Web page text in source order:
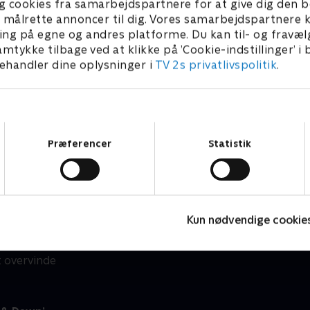
cookies fra samarbejdspartnere for at give dig den
annoncer til dig. Vores samarbejdspartnere
på egne og andres platforme. Du kan til- og
tilbage ved at klikke på ’Cookie-indstillinger’ i
dine oplysninger i TV 2s privatlivspolitik.
Præferencer Statistik
Kun nødvendige
forskellige firlinger
som på trods af at
forskellige. Hver af de
og konflikter, men når
en måde at
på nye udfordringer
hverdagslivets typiske
lærer de gennem
Og det gælder, uanset
eller større
overvinde
Stream ‘Nicky, Ricky,
Drømmer du om at finde
i 'Nicky, Ricky, Dicky &
serien skal du tilkøbe
SkyShowtime er et
– for både store og små.
har – enten Basis, Favorit
adgang til eksklusive
er der endda også
i vente.